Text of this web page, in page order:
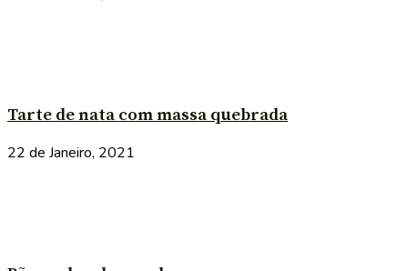
Tarte de nata com massa quebrada
22 de Janeiro, 2021